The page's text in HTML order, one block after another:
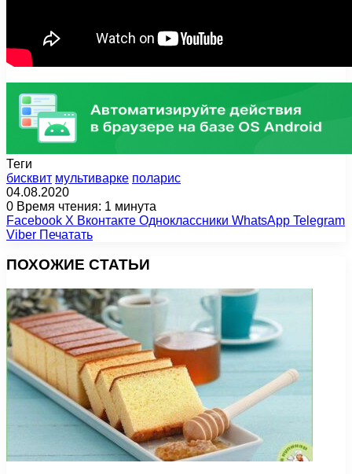
Теги
бисквит мультиварке поларис
04.08.2020
0 Время чтения: 1 минута
Facebook X Вконтакте Одноклассники WhatsApp Telegram
Viber Печатать
ПОХОЖИЕ СТАТЬИ